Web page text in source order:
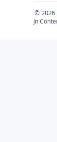
© 2026
Jn